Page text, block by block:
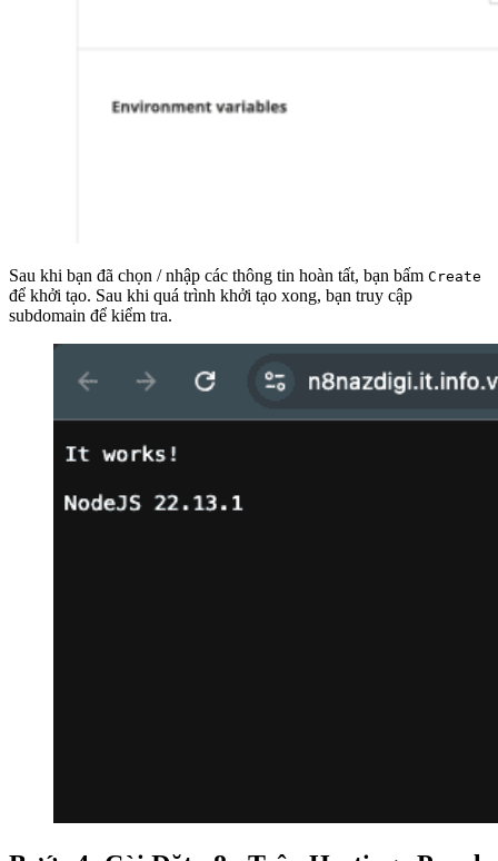
Sau khi bạn đã chọn / nhập các thông tin hoàn tất, bạn bấm Create
để khởi tạo. Sau khi quá trình khởi tạo xong, bạn truy cập
subdomain để kiểm tra.